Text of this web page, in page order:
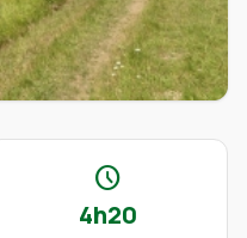
schedule
4h20